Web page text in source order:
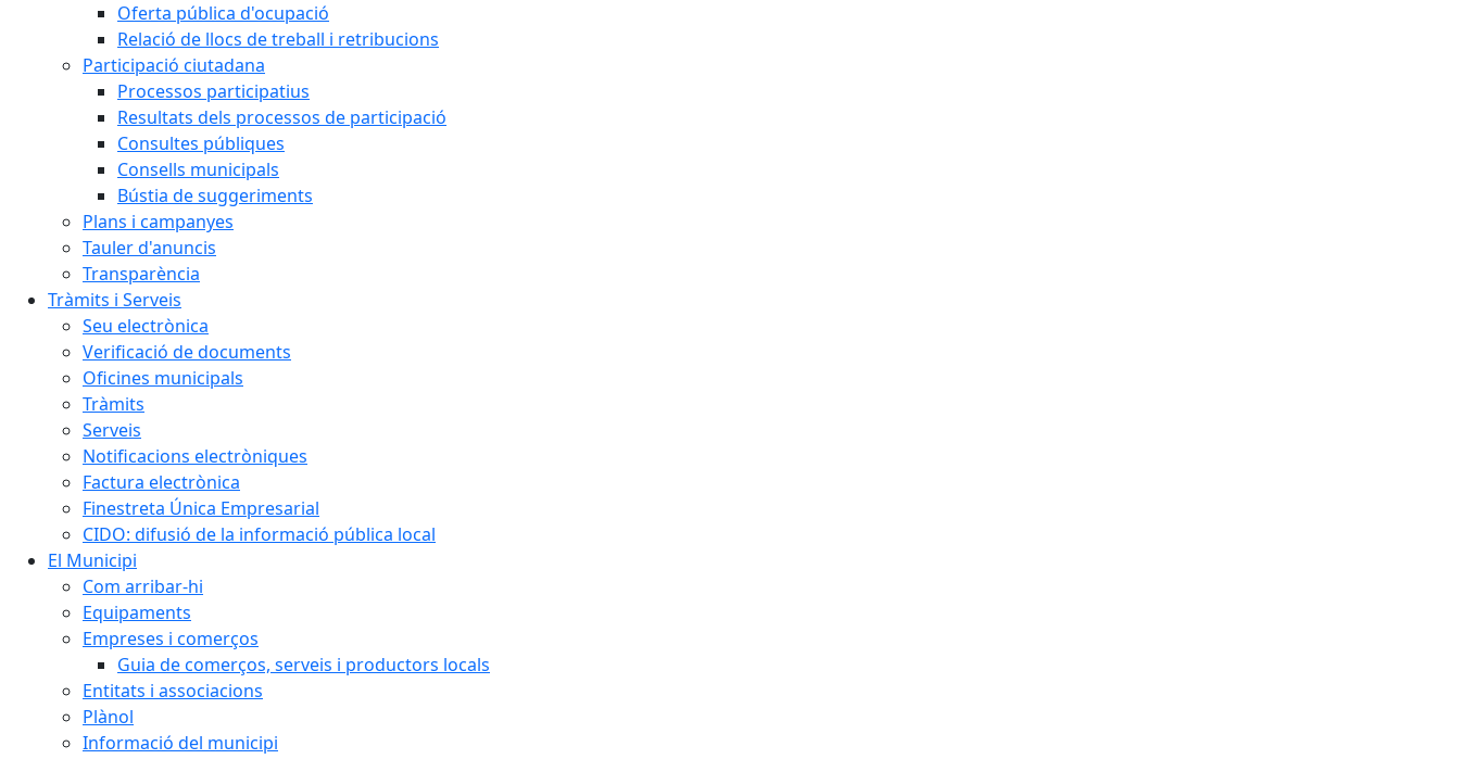
Oferta pública d'ocupació
Relació de llocs de treball i retribucions
Participació ciutadana
Processos participatius
Resultats dels processos de participació
Consultes públiques
Consells municipals
Bústia de suggeriments
Plans i campanyes
Tauler d'anuncis
Transparència
Tràmits i Serveis
Seu electrònica
Verificació de documents
Oficines municipals
Tràmits
Serveis
Notificacions electròniques
Factura electrònica
Finestreta Única Empresarial
CIDO: difusió de la informació pública local
El Municipi
Com arribar-hi
Equipaments
Empreses i comerços
Guia de comerços, serveis i productors locals
Entitats i associacions
Plànol
Informació del municipi